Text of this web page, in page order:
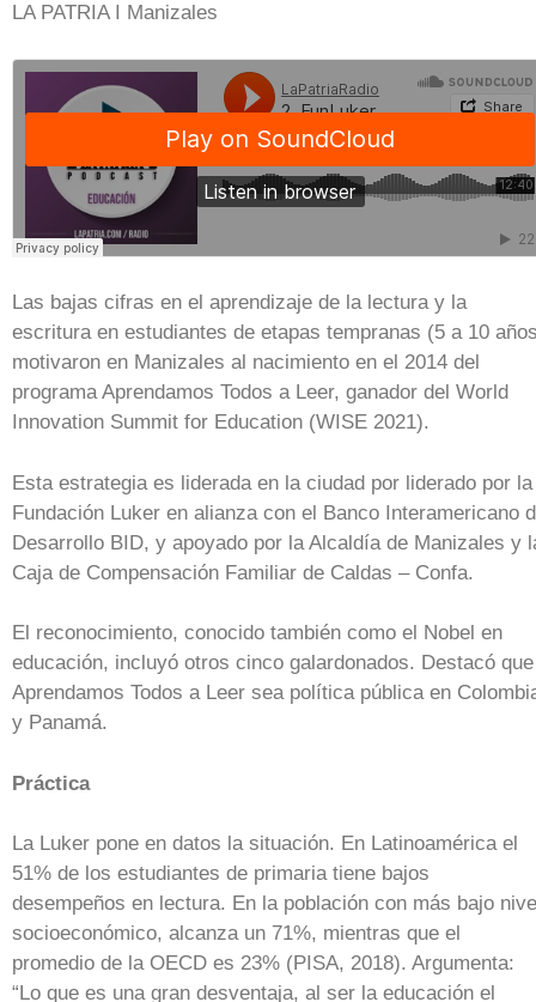
LA PATRIA I Manizales
Las bajas cifras en el aprendizaje de la lectura y la
escritura en estudiantes de etapas tempranas (5 a 10
motivaron en Manizales al nacimiento en el 2014 del
programa Aprendamos Todos a Leer, ganador del World
Innovation Summit for Education (WISE 2021).
Esta estrategia es liderada en la ciudad por liderado por la
Fundación Luker en alianza con el Banco Interamericano
Desarrollo BID, y apoyado por la Alcaldía de Manizales y
Caja de Compensación Familiar de Caldas – Confa.
El reconocimiento, conocido también como el Nobel en
educación, incluyó otros cinco galardonados. Destacó que
Aprendamos Todos a Leer sea política pública en
y Panamá.
Práctica
La Luker pone en datos la situación. En Latinoamérica el
51% de los estudiantes de primaria tiene bajos
desempeños en lectura. En la población con más bajo
socioeconómico, alcanza un 71%, mientras que el
promedio de la OECD es 23% (PISA, 2018). Argumenta:
“Lo que es una gran desventaja, al ser la educación el